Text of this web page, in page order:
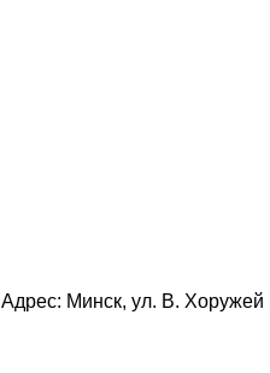
Адрес: Минск, ул. В.